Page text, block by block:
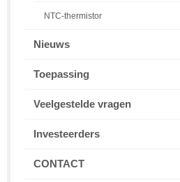
NTC-thermistor
Nieuws
Toepassing
Veelgestelde vragen
Investeerders
CONTACT